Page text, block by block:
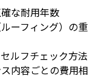
な耐用年数
ーフィング）の重
ルフチェック方法
内容ごとの費用相